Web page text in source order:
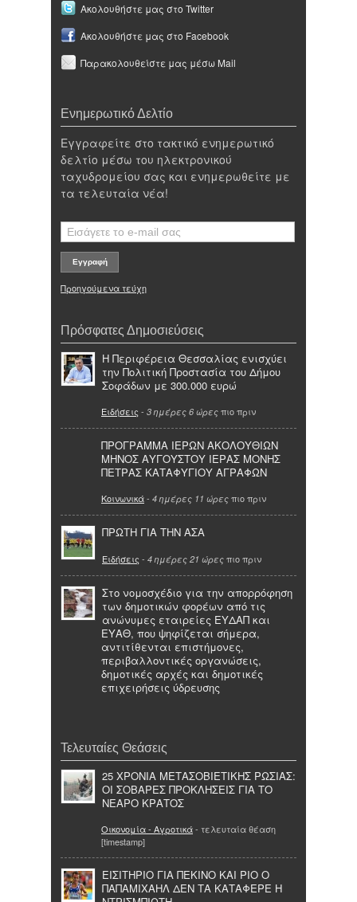
Ακολουθήστε μας στο Twitter
Ακολουθήστε μας στο Facebook
Παρακολουθείστε μας μέσω Mail
Ενημερωτικό Δελτίο
Εγγραφείτε στο τακτικό ενημερωτικό
δελτίο μέσω του ηλεκτρονικού
ταχυδρομείου σας και ενημερωθείτε με
τα τελευταία νέα!
Προηγούμενα τεύχη
Πρόσφατες Δημοσιεύσεις
Η Περιφέρεια Θεσσαλίας ενισχύει
την Πολιτική Προστασία του Δήμου
Σοφάδων με 300.000 ευρώ
Ειδήσεις - 3 ημέρες 6 ώρες πιο πριν
ΠΡΟΓΡΑΜΜΑ ΙΕΡΩΝ ΑΚΟΛΟΥΘΙΩΝ
ΜΗΝΟΣ ΑΥΓΟΥΣΤΟΥ ΙΕΡΑΣ ΜΟΝΗΣ
ΠΕΤΡΑΣ ΚΑΤΑΦΥΓΙΟΥ ΑΓΡΑΦΩΝ
Κοινωνικά- 4 ημέρες 11 ώρες πιο πριν
ΠΡΩΤΗ ΓΙΑ ΤΗΝ ΑΣΑ
Ειδήσεις - 4 ημέρες 21 ώρες πιο πριν
Στο νομοσχέδιο για την απορρόφηση
των δημοτικών φορέων από τις
ανώνυμες εταιρείες ΕΥΔΑΠ και
ΕΥΑΘ, που ψηφίζεται σήμερα,
αντιτίθενται επιστήμονες,
περιβαλλοντικές οργανώσεις,
δημοτικές αρχές και δημοτικές
επιχειρήσεις ύδρευσης
Τελευταίες Θεάσεις
25 ΧΡΟΝΙΑ ΜΕΤΑΣΟΒΙΕΤΙΚΗΣ ΡΩΣΙΑΣ:
ΟΙ ΣΟΒΑΡΕΣ ΠΡΟΚΛΗΣΕΙΣ ΓΙΑ ΤΟ
ΝΕΑΡΟ ΚΡΑΤΟΣ
Οικονομία - Αγροτικά- τελευταία θέαση
[timestamp]
ΕΙΣΙΤΗΡΙΟ ΓΙΑ ΠΕΚΙΝΟ ΚΑΙ ΡΙΟ Ο
ΠΑΠΑΜΙΧΑΗΛ ΔΕΝ ΤΑ ΚΑΤΑΦΕΡΕ Η